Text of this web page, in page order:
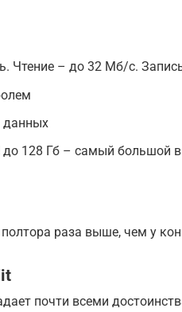
Чтение – до 32 Мб/с.
данных
до 128 Гб – самый большой
раза выше, чем у
почти всеми